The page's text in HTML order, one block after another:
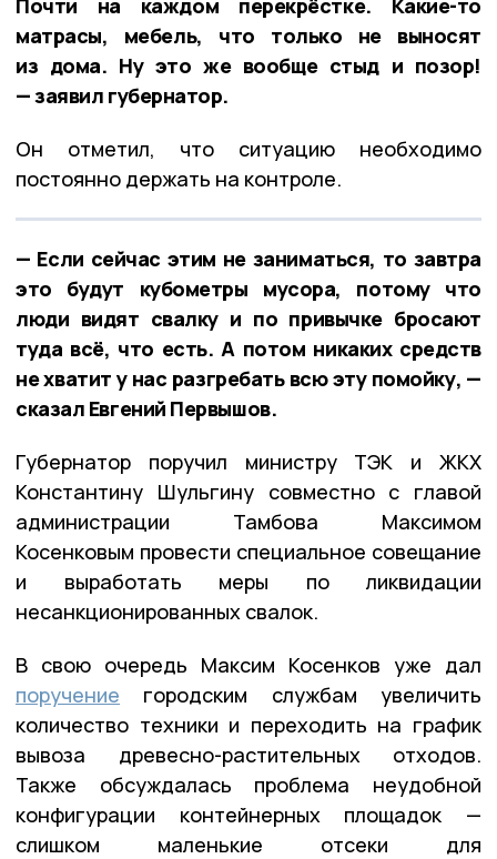
Почти на каждом перекрёстке. Какие-то
матрасы, мебель, что только не выносят
из дома. Ну это же вообще стыд и позор!
— заявил губернатор.
Он отметил, что ситуацию необходимо
постоянно держать на контроле.
— Если сейчас этим не заниматься, то завтра
это будут кубометры мусора, потому что
люди видят свалку и по привычке бросают
туда всё, что есть. А потом никаких средств
не хватит у нас разгребать всю эту помойку, —
сказал Евгений Первышов.
Губернатор поручил министру ТЭК и ЖКХ
Константину Шульгину совместно с главой
администрации Тамбова Максимом
Косенковым провести специальное совещание
и выработать меры по ликвидации
несанкционированных свалок.
В свою очередь Максим Косенков уже дал
поручение городским службам увеличить
количество техники и переходить на график
вывоза древесно-растительных отходов.
Также обсуждалась проблема неудобной
конфигурации контейнерных площадок —
слишком маленькие отсеки для